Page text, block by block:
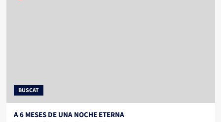
BUSCAT
A 6 MESES DE UNA NOCHE ETERNA